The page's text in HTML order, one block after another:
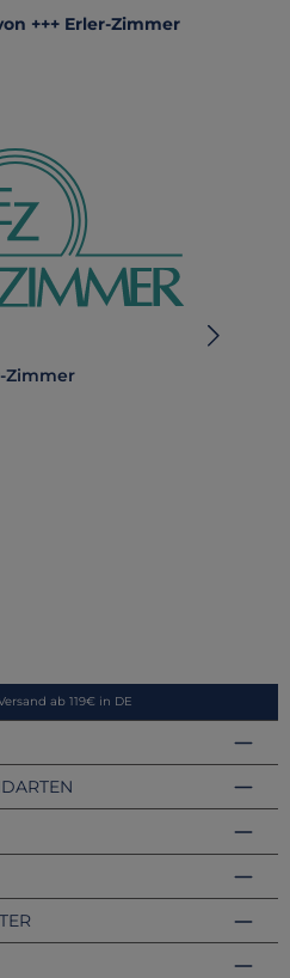
+++ Erler-Zimmer
Zimmer
ab 119€ in DE